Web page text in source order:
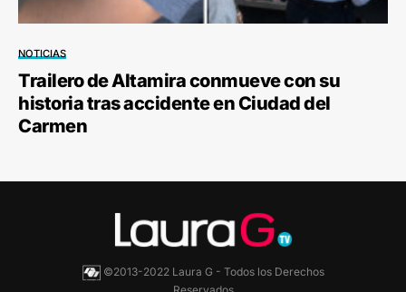
NOTICIAS
Trailero de Altamira conmueve con su
historia tras accidente en Ciudad del
Carmen
©2013-2022 Laura G - Todos los Derechos